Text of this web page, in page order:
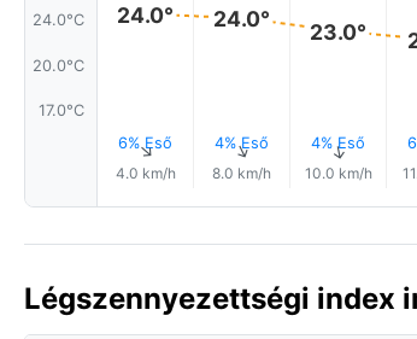
24.0°C
20.0°C
17.0°C
24.0°
6% Eső
↑
4.0 km/h
24.0°
4% Eső
↑
8.0 km/h
23.0°
4% Eső
↑
10.0 km/h
Légszennyezettségi index